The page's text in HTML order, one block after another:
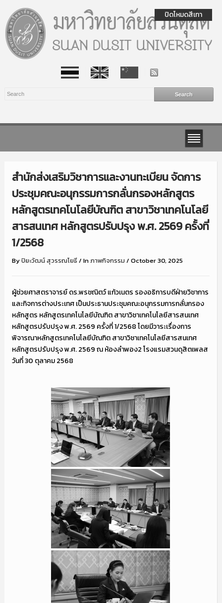
สำนักส่งเสริมวิชาการและงานทะเบียน จัดการ
ประชุมคณะอนุกรรมการกลั่นกรองหลักสูตร
หลักสูตรเทคโนโลยีบัณฑิต สาขาวิชาเทคโนโลยี
สารสนเทศ หลักสูตรปรับปรุง พ.ศ. 2569 ครั้งที่
1/2568
Byปิยะวัฒน์ สุวรรณโยธี/ Inภาพกิจกรรม / October 30, 2025
ผู้ช่วยศาสตราจารย์ ดร.พรชณิตว์ แก้วเนตร รองอธิการบดีฝ่ายวิชาการ
และกิจการต่างประเทศ เป็นประธานประชุมคณะอนุกรรมการกลั่นกรอง
หลักสูตร หลักสูตรเทคโนโลยีบัณฑิต สาขาวิชาเทคโนโลยีสารสนเทศ
หลักสูตรปรับปรุง พ.ศ. 2569 ครั้งที่ 1/2568 โดยมีวาระเรื่องการ
พิจารณาหลักสูตรเทคโนโลยีบัณฑิต สาขาวิชาเทคโนโลยีสารสนเทศ
หลักสูตรปรับปรุง พ.ศ. 2569 ณ ห้องลำพอง2 โรงแรมสวนดุสิตเพลส
วันที่ 30 ตุลาคม 2568
ปิดโหมดสีเทา